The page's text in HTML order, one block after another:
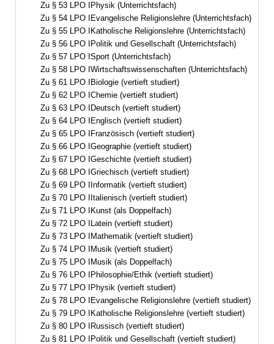
Zu § 53 LPO IPhysik (Unterrichtsfach)
Zu § 54 LPO IEvangelische Religionslehre (Unterrichtsfach)
Zu § 55 LPO IKatholische Religionslehre (Unterrichtsfach)
Zu § 56 LPO IPolitik und Gesellschaft (Unterrichtsfach)
Zu § 57 LPO ISport (Unterrichtsfach)
Zu § 58 LPO IWirtschaftswissenschaften (Unterrichtsfach)
Zu § 61 LPO IBiologie (vertieft studiert)
Zu § 62 LPO IChemie (vertieft studiert)
Zu § 63 LPO IDeutsch (vertieft studiert)
Zu § 64 LPO IEnglisch (vertieft studiert)
Zu § 65 LPO IFranzösisch (vertieft studiert)
Zu § 66 LPO IGeographie (vertieft studiert)
Zu § 67 LPO IGeschichte (vertieft studiert)
Zu § 68 LPO IGriechisch (vertieft studiert)
Zu § 69 LPO IInformatik (vertieft studiert)
Zu § 70 LPO IItalienisch (vertieft studiert)
Zu § 71 LPO IKunst (als Doppelfach)
Zu § 72 LPO ILatein (vertieft studiert)
Zu § 73 LPO IMathematik (vertieft studiert)
Zu § 74 LPO IMusik (vertieft studiert)
Zu § 75 LPO IMusik (als Doppelfach)
Zu § 76 LPO IPhilosophie/Ethik (vertieft studiert)
Zu § 77 LPO IPhysik (vertieft studiert)
Zu § 78 LPO IEvangelische Religionslehre (vertieft studiert)
Zu § 79 LPO IKatholische Religionslehre (vertieft studiert)
Zu § 80 LPO IRussisch (vertieft studiert)
Zu § 81 LPO IPolitik und Gesellschaft (vertieft studiert)